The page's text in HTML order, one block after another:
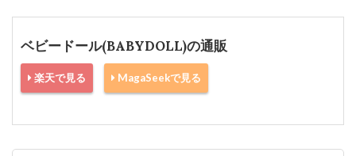
ベビードール(BABYDOLL)の通販
楽天で見る MagaSeekで見る